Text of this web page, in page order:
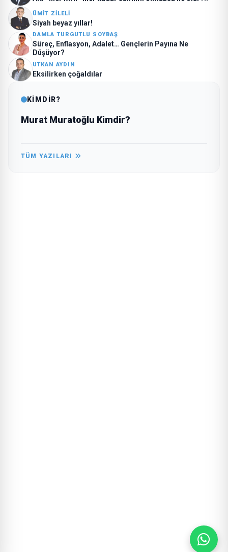
ÜMIT ZILELI
Siyah beyaz yıllar!
DAMLA TURGUTLU SOYBAŞ
Süreç, Enflasyon, Adalet… Gençlerin Payına Ne
Düşüyor?
UTKAN AYDIN
Eksilirken çoğaldılar
KİMDİR?
Murat Muratoğlu Kimdir?
TÜM YAZILARI